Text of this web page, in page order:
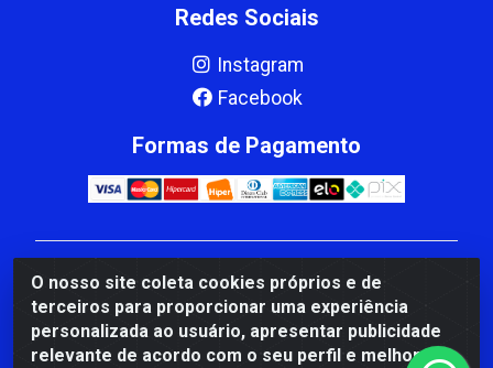
O nosso site coleta cookies próprios e de
terceiros para proporcionar uma experiência
personalizada ao usuário, apresentar publicidade
relevante de acordo com o seu perfil e melhorar a
Redes Sociais
Instagram
Facebook
Formas de Pagamento
CBP MACEDO COMERCIO PEÇAS LTDA Matriz - av
Mauro Miranda Madureira, 1249 - Coramara , Cachoeiro
de Itapemirim/ES - CEP 29.311-310 - CNPJ
00.502.680/0001-41